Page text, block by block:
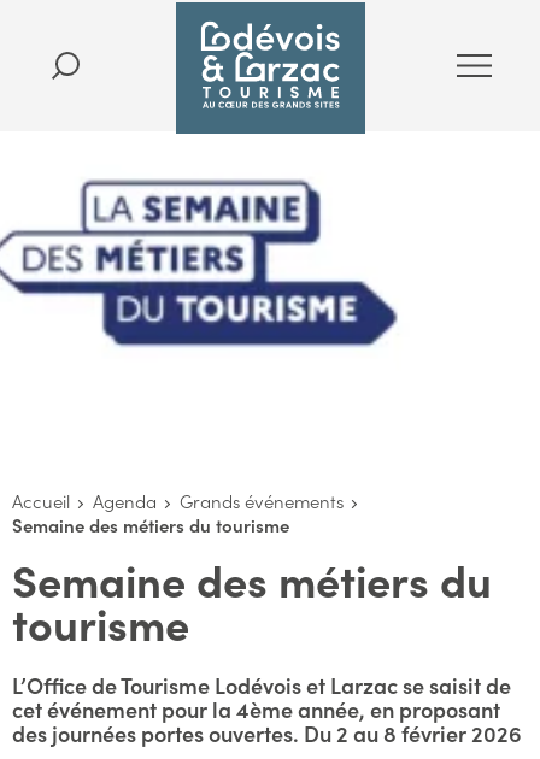
Accueil Agenda
Grands événements
Semaine des métiers du tourisme
Semaine des métiers du
tourisme
L’Office de Tourisme Lodévois et Larzac se saisit de
cet événement pour la 4ème année, en proposant
des journées portes ouvertes. Du 2 au 8 février 2026